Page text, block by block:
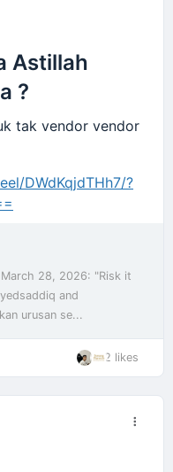
Astillah
?
tak vendor vendor
DWdKqjdTHh7/?
28, 2026: "Risk it
and
urusan se...
2 likes